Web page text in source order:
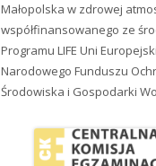
Małopolska w zdrowej
współfinansowanego ze
Programu LIFE Uni
Narodowego Funduszu
Środowiska i Gospodarki